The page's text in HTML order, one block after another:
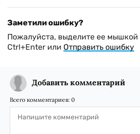
Заметили ошибку?
Пожалуйста, выделите ее
Ctrl+Enter или Отправить ошибку
Добавить комментарий
Всего комментариев: 0